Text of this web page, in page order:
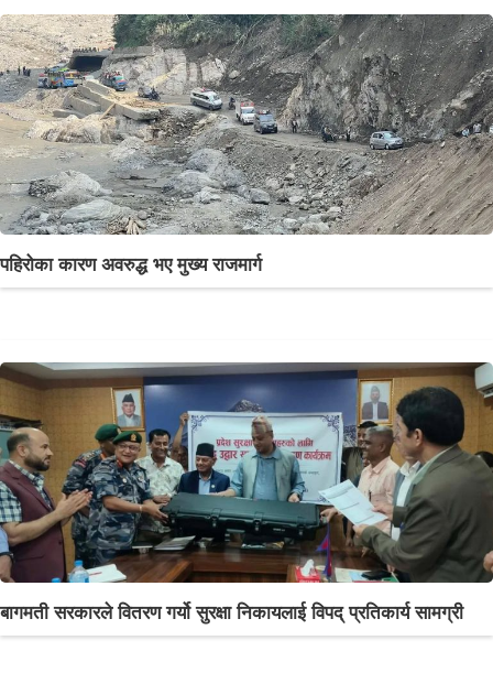
पहिरोका कारण अवरुद्ध भए मुख्य राजमार्ग
बागमती सरकारले वितरण गर्यो सुरक्षा निकायलाई विपद् प्रतिकार्य सामग्री